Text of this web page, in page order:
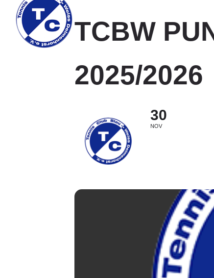
TCBW
2025/2026
30
NOV